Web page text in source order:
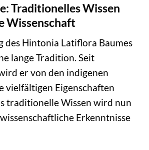
Traditionelles Wissen
Wissenschaft
des Hintonia Latiflora Baumes
lange Tradition. Seit
er von den indigenen
vielfältigen Eigenschaften
traditionelle Wissen wird nun
Erkenntnisse